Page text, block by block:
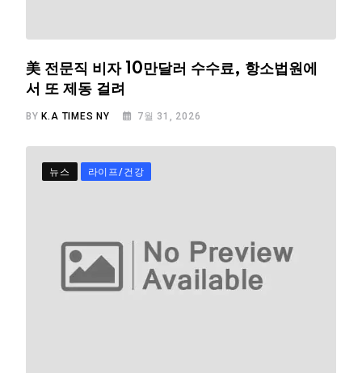
美 전문직 비자 10만달러 수수료, 항소법원에
서 또 제동 걸려
BY K.A TIMES NY 7월 31, 2026
뉴스 라이프/건강